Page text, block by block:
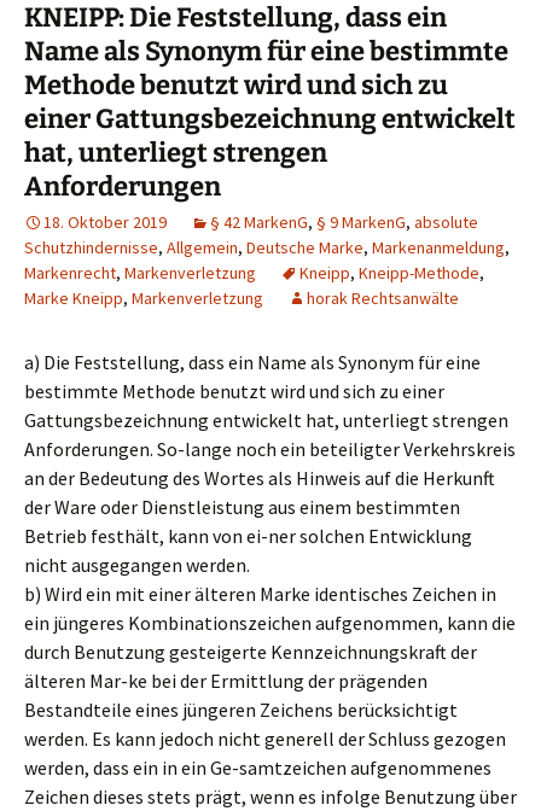
KNEIPP: Die Feststellung, dass ein
Name als Synonym für eine bestimmte
Methode benutzt wird und sich zu
einer Gattungsbezeichnung entwickelt
hat, unterliegt strengen
Anforderungen
18. Oktober 2019 § 42 MarkenG, § 9 MarkenG, absolute
Schutzhindernisse, Allgemein, Deutsche Marke, Markenanmeldung,
Markenrecht, Markenverletzung Kneipp, Kneipp-Methode,
Marke Kneipp, Markenverletzung horak Rechtsanwälte
a) Die Feststellung, dass ein Name als Synonym für eine
bestimmte Methode benutzt wird und sich zu einer
Gattungsbezeichnung entwickelt hat, unterliegt strengen
Anforderungen. So-lange noch ein beteiligter Verkehrskreis
an der Bedeutung des Wortes als Hinweis auf die Herkunft
der Ware oder Dienstleistung aus einem bestimmten
Betrieb festhält, kann von ei-ner solchen Entwicklung
nicht ausgegangen werden.
b) Wird ein mit einer älteren Marke identisches Zeichen in
ein jüngeres Kombinationszeichen aufgenommen, kann die
durch Benutzung gesteigerte Kennzeichnungskraft der
älteren Mar-ke bei der Ermittlung der prägenden
Bestandteile eines jüngeren Zeichens berücksichtigt
werden. Es kann jedoch nicht generell der Schluss gezogen
werden, dass ein in ein Ge-samtzeichen aufgenommenes
Zeichen dieses stets prägt, wenn es infolge Benutzung über